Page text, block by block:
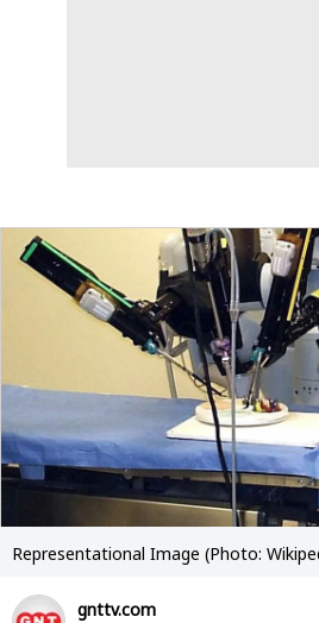
Representational Image (Photo:
gnttv.com